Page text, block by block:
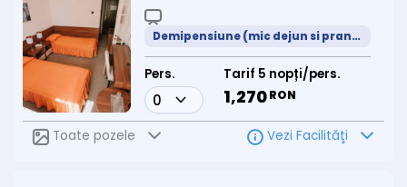
Demipensiune (mic dejun si pranz meniu prestabilit)
Pers. Tarif 5 nopți/pers.
1,270RON
Toate pozele Vezi Facilităţi